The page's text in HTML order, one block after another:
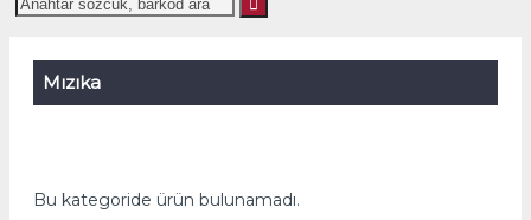
Mızıka
Bu kategoride ürün bulunamadı.